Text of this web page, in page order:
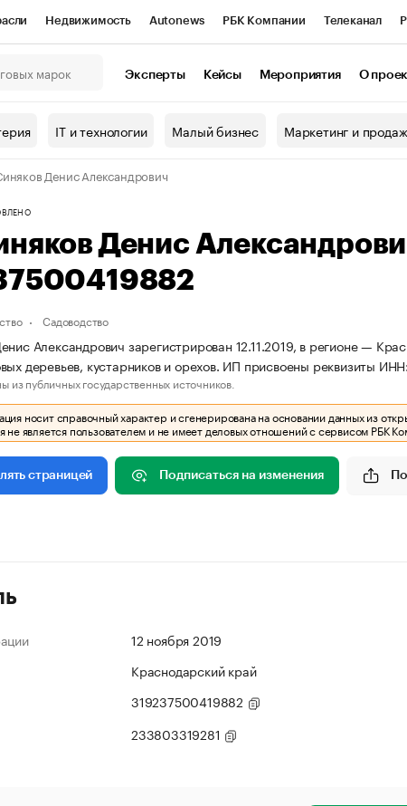
Недвижимость Autonews РБК Компании Телеканал
Проверка контрагентов
Эксперты Кейсы Мероприятия О
IT и технологии Малый бизнес Маркетинг и
Денис Александрович
Денис
Садоводство
Александрович зарегистрирован 12.11.2019, в регионе —
деревьев, кустарников и орехов. ИП присвоены реквизиты
из публичных государственных источников.
носит справочный характер и сгенерирована на основании данных из
не является пользователем и не имеет деловых отношений с сервисом РБК
страницей Подписаться на изменения
12 ноября 2019
Краснодарский край
319237500419882
233803319281